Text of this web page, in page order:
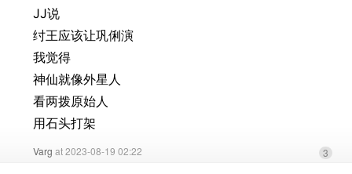
JJ说
纣王应该让巩俐演
我觉得
神仙就像外星人
看两拨原始人
用石头打架
Varg at 2023-08-19 02:22 3